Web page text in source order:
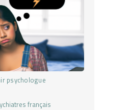
psychologue